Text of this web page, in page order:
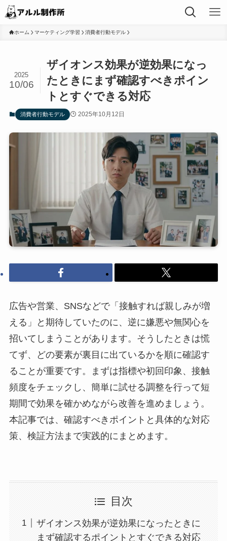
ホーム マーケティング学習 消費者行動モデル
ザイオンス効果が逆効果になっ
たときにまず確認すべきポイン
トとすぐできる対応
2025
10/06
消費者行動モデル 2025年10月12日
広告や営業、SNSなどで「接触すれば親しみが増
える」と期待していたのに、逆に嫌悪や無関心を
招いてしまうことがあります。そうしたときは慌
てず、どの要素が裏目に出ているかを順に確認す
ることが重要です。まずは指標や初回印象、接触
頻度をチェックし、簡単に試せる調整を行って短
期間で効果を確かめながら改善を進めましょう。
本記事では、確認すべきポイントと具体的な対応
策、検証方法まで実践的にまとめます。
目次
ザイオンス効果が逆効果になったときに
まず確認するポイントとすぐできる対応